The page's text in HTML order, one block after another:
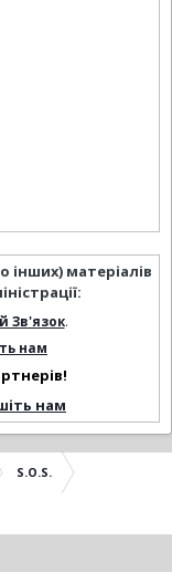
матеріалів
Зв'язок.
нам
нам
S.O.S.